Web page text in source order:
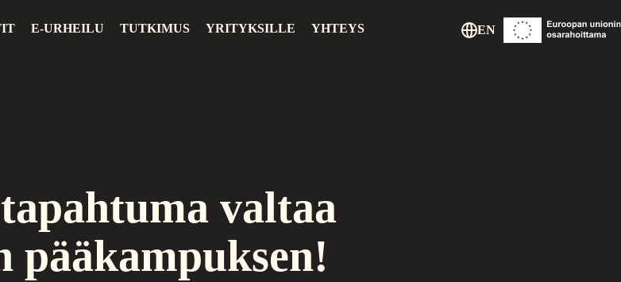
E-URHEILU TUTKIMUS YRITYKSILLE YHTEYS EN
valtaa
pääkampuksen!